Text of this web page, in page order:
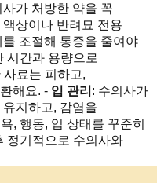
가 처방한 약을 꼭
상이나 반려묘 전용
조절해 통증을 줄여야
시간과 용량으로
사료는 피하고,
해요. - 입 관리 : 수의사가
지하고, 감염을
, 행동, 입 상태를 꾸준히
정기적으로 수의사와